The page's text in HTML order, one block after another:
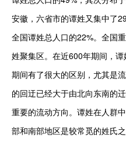
安徽，六省市的谭姓又集中了
全国谭姓总人口的22%。全国
姓聚集区。在近600年期间，
期间有了很大的区别，尤其是
的回迂已经大于由北向东南的
重要的流动方向。谭姓在人群
部和南部地区是较常觅的姓氏